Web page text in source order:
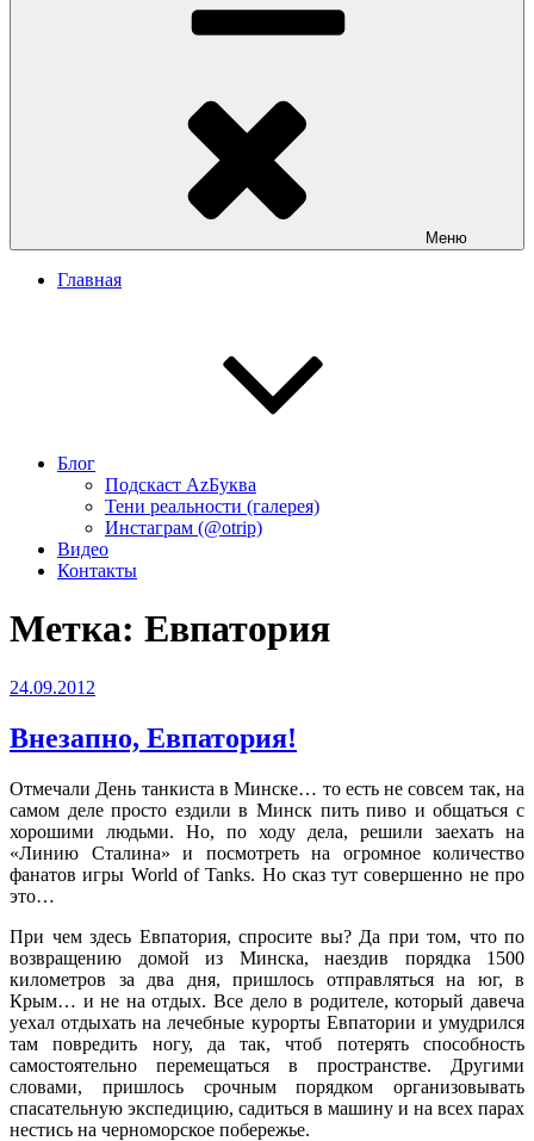
Меню
Главная
Блог
Подскаст АzБуква
Тени реальности (галерея)
Инстаграм (@otrip)
Видео
Контакты
Метка: Евпатория
Опубликовано
24.09.2012
Внезапно, Евпатория!
Отмечали День танкиста в Минске… то есть не совсем так, на
самом деле просто ездили в Минск пить пиво и общаться с
хорошими людьми. Но, по ходу дела, решили заехать на
«Линию Сталина» и посмотреть на огромное количество
фанатов игры World of Tanks. Но сказ тут совершенно не про
это…
При чем здесь Евпатория, спросите вы? Да при том, что по
возвращению домой из Минска, наездив порядка 1500
километров за два дня, пришлось отправляться на юг, в
Крым… и не на отдых. Все дело в родителе, который давеча
уехал отдыхать на лечебные курорты Евпатории и умудрился
там повредить ногу, да так, чтоб потерять способность
самостоятельно перемещаться в пространстве. Другими
словами, пришлось срочным порядком организовывать
спасательную экспедицию, садиться в машину и на всех парах
нестись на черноморское побережье.